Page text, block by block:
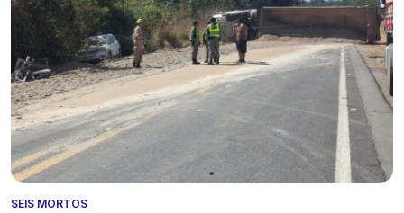
SEIS MORTOS